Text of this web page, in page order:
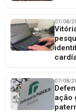
07/08/
07/08/
ação